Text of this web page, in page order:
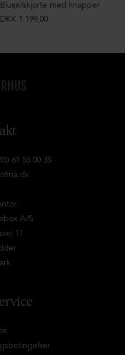
Bluse/skjorte med knapper
DKK 1.199,00
61 55 00 35
A/S
11